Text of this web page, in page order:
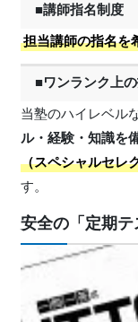
■講師指名制度
担当講師の指名を
■ワンランク上
当塾のハイレベル
ル・経験・知識を
（スペシャルセレ
す。
安全の「定期テ